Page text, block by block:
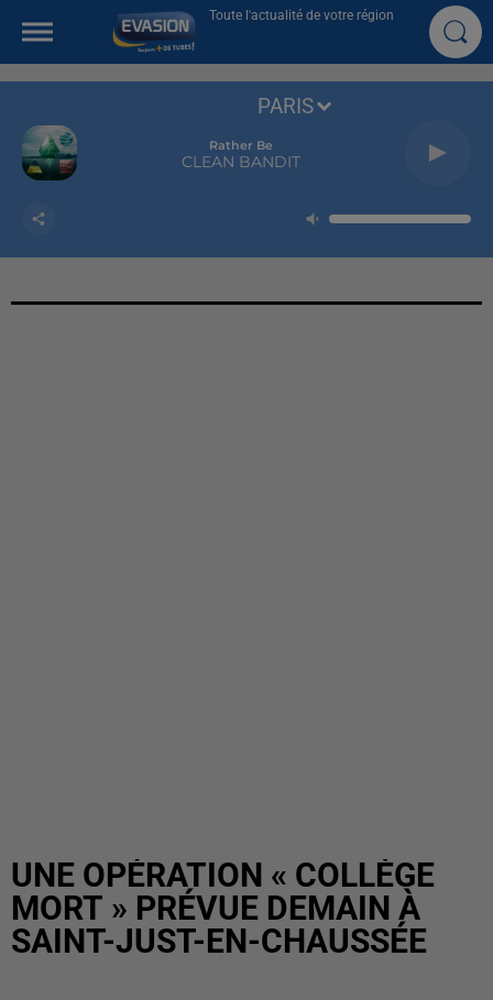
Toute l'actualité de votre région
Rather Be
CLEAN BANDIT
PARIS
UNE OPÉRATION « COLLÈGE
MORT » PRÉVUE DEMAIN À
SAINT-JUST-EN-CHAUSSÉE